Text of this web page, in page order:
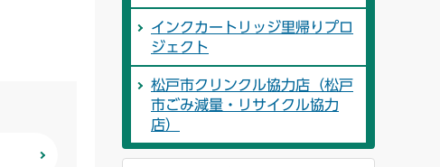
インクカートリッジ里帰りプロ
ジェクト
松戸市クリンクル協力店（松戸
市ごみ減量・リサイクル協力
店）